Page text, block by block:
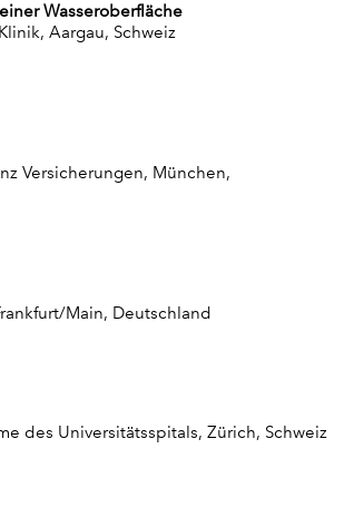
Wasseroberfläche
Aargau, Schweiz
Versicherungen, München,
Main, Deutschland
des Universitätsspitals, Zürich, Schweiz